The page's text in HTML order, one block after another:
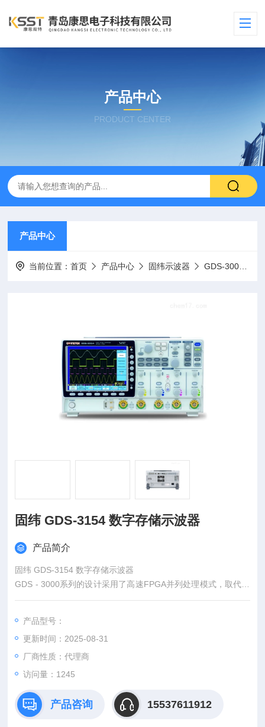
产品中心
PRODUCT CENTER
产品中心
当前位置：首页 产品中心 固纬示波器 GDS-3000系列数字存储示波器
固纬 GDS-3154 数字存储示波器
产品简介
固纬 GDS-3154 数字存储示波器
GDS - 3000系列的设计采用了高速FPGA并列处理模式，取代了
传统的微处理器架构，大大地提高数据处理速度及波形的获取速
能以类似模拟示波器的多层次余辉来表示。
产品型号：
更新时间：2025-08-31
厂商性质：代理商
访问量：1245
产品咨询 15537611912